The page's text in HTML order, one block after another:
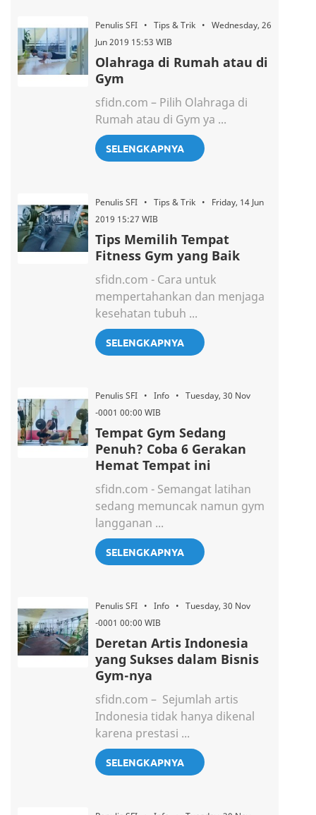
Penulis SFI • Tips & Trik • Wednesday, 26
Jun 2019 15:53 WIB
Olahraga di Rumah atau di
Gym
sfidn.com – Pilih Olahraga di
Rumah atau di Gym ya ...
SELENGKAPNYA
Penulis SFI • Tips & Trik • Friday, 14 Jun
2019 15:27 WIB
Tips Memilih Tempat
Fitness Gym yang Baik
sfidn.com - Cara untuk
mempertahankan dan menjaga
kesehatan tubuh ...
SELENGKAPNYA
Penulis SFI • Info • Tuesday, 30 Nov
-0001 00:00 WIB
Tempat Gym Sedang
Penuh? Coba 6 Gerakan
Hemat Tempat ini
sfidn.com - Semangat latihan
sedang memuncak namun gym
langganan ...
SELENGKAPNYA
Penulis SFI • Info • Tuesday, 30 Nov
-0001 00:00 WIB
Deretan Artis Indonesia
yang Sukses dalam Bisnis
Gym-nya
sfidn.com – Sejumlah artis
Indonesia tidak hanya dikenal
karena prestasi ...
SELENGKAPNYA